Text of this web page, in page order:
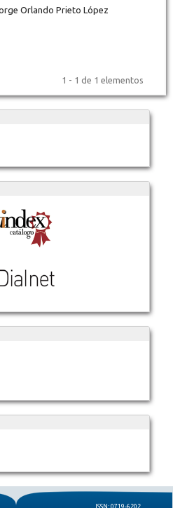
Orlando Prieto López
1 - 1 de 1 elementos
ISSN: 0719-6202